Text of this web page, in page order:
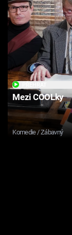
Mezi COOLky
Komedie / Zábavný